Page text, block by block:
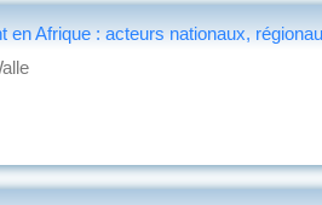
Afrique : acteurs nationaux,